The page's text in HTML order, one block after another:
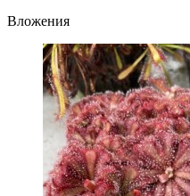
Вложения